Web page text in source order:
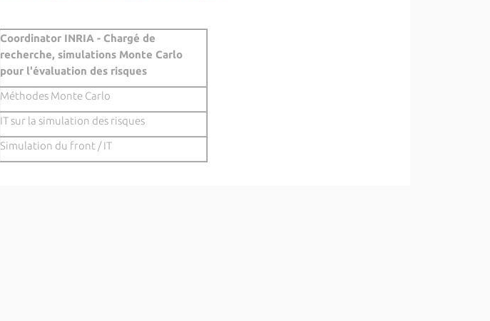
Coordinator INRIA - Chargé de
recherche, simulations Monte Carlo
pour l'évaluation des risques
Méthodes Monte Carlo
IT sur la simulation des risques
Simulation du front / IT